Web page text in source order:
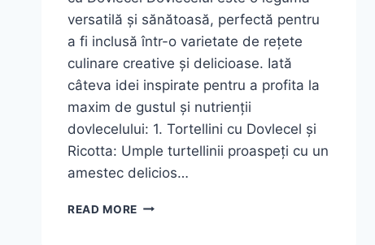
versatilă și sănătoasă, perfectă pentru
a fi inclusă într-o varietate de rețete
culinare creative și delicioase. Iată
câteva idei inspirate pentru a profita la
maxim de gustul și nutrienții
dovlecelului: 1. Tortellini cu Dovlecel și
Ricotta: Umple turtellinii proaspeți cu un
amestec delicios…
READ MORE DOVLECEL